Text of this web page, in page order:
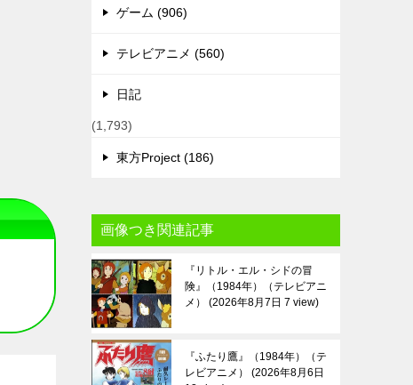
ゲーム (906)
テレビアニメ (560)
日記
(1,793)
東方Project (186)
画像つき関連記事
『リトル・エル・シドの冒
険』（1984年）（テレビアニ
メ）
2026年8月7日 7 view
『ふたり鷹』（1984年）（テ
レビアニメ）
2026年8月6日